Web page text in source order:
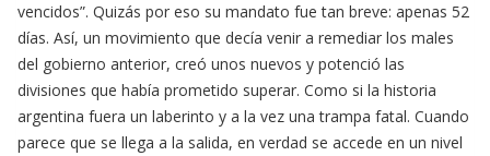
vencidos”. Quizás por eso su mandato fue tan breve: apenas 52
días. Así, un movimiento que decía venir a remediar los males
del gobierno anterior, creó unos nuevos y potenció las
divisiones que había prometido superar. Como si la historia
argentina fuera un laberinto y a la vez una trampa fatal. Cuando
parece que se llega a la salida, en verdad se accede en un nivel